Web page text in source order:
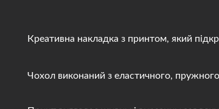
Креативна накладка з принтом, який
Чохол виконаний з еластичного, пружного